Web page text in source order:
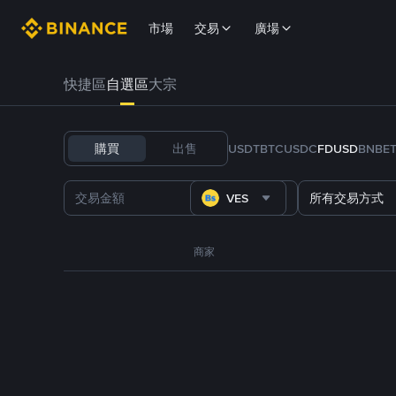
市場 交易 廣場
快捷區自選區大宗
購買 出售 USDTBTCUSDCFDUSDBNB
VES 所有交易方式
商家